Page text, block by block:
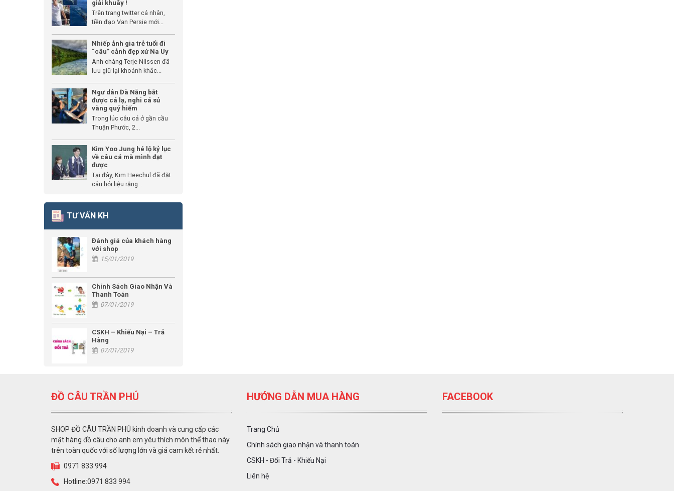
giải khuây !
Trên trang twitter cá nhân,
tiền đạo Van Persie mới...
Nhiếp ảnh gia trẻ tuổi đi
“câu” cảnh đẹp xứ Na Uy
Anh chàng Terje Nilssen đã
lưu giữ lại khoảnh khắc...
Ngư dân Đà Nẵng bắt
được cá lạ, nghi cá sủ
vàng quý hiếm
Trong lúc câu cá ở gần cầu
Thuận Phước, 2...
Kim Yoo Jung hé lộ kỷ lục
về câu cá mà mình đạt
được
Tại đây, Kim Heechul đã đặt
câu hỏi liệu rằng...
TƯ VẤN KH
Đánh giá của khách hàng
với shop
15/01/2019
Chính Sách Giao Nhận Và
Thanh Toán
07/01/2019
CSKH – Khiếu Nại – Trả
Hàng
07/01/2019
ĐỒ CÂU TRẦN PHÚ
SHOP ĐỒ CÂU TRẦN PHÚ kinh doanh và cung cấp các
mặt hàng đồ câu cho anh em yêu thích môn thể thao này
trên toàn quốc với số lượng lớn và giá cam kết rẻ nhất.
0971 833 994
Hotline:0971 833 994
HƯỚNG DẪN MUA HÀNG
Trang Chủ
Chính sách giao nhận và thanh toán
CSKH - Đổi Trả - Khiếu Nại
Liên hệ
FACEBOOK